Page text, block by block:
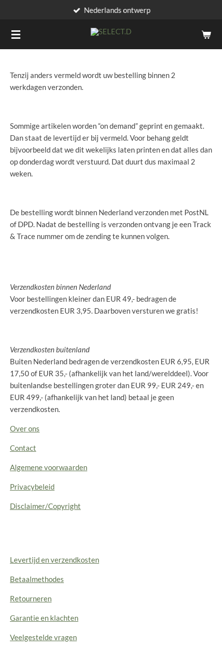
naar
Nederlands ontwerp
Tenzij anders vermeld wordt uw bestelling binnen 2
werkdagen verzonden.
Sommige artikelen worden “on demand” geprint en gemaakt.
Dan staat de levertijd er bij vermeld. Voor behang geldt
bijvoorbeeld dat we dit wekelijks laten printen en dat alles dan
op donderdag wordt verstuurd. Dat duurt dus maximaal 2
weken.
De bestelling wordt binnen Nederland verzonden met PostNL
of DPD. Nadat de bestelling is verzonden ontvang je een Track
& Trace nummer om de zending te kunnen volgen.
Verzendkosten binnen Nederland
Voor bestellingen kleiner dan EUR 49,- bedragen de
verzendkosten EUR 3,95. Daarboven versturen we gratis!
Verzendkosten buitenland
Buiten Nederland bedragen de verzendkosten EUR 6,95, EUR
17,50 of EUR 35,- (afhankelijk van het land/werelddeel). Voor
buitenlandse bestellingen groter dan EUR 99,- EUR 249,- en
EUR 499,- (afhankelijk van het land) betaal je geen
verzendkosten.
Over ons
Contact
Algemene voorwaarden
Privacybeleid
Disclaimer/Copyright
Levertijd en verzendkosten
Betaalmethodes
Retourneren
Garantie en klachten
Veelgestelde vragen